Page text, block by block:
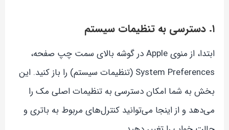
۱. دسترسی به تنظیمات سیستم
ابتدا، از منوی Apple در گوشه بالای سمت چپ صفحه،
System Preferences (تنظیمات سیستم) را باز کنید. این
بخش به شما امکان دسترسی به تنظیمات اصلی مک را
می‌دهد و از اینجا می‌توانید کنترل‌های مربوط به باتری و